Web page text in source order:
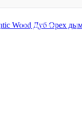
Подробнее